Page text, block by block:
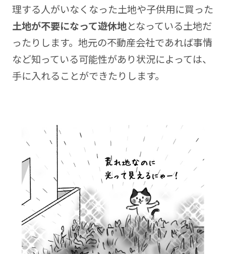
理する人がいなくなった土地や子供用に買った
土地が不要になって遊休地となっている土地だ
ったりします。地元の不動産会社であれば事情
など知っている可能性があり状況によっては、
手に入れることができたりします。